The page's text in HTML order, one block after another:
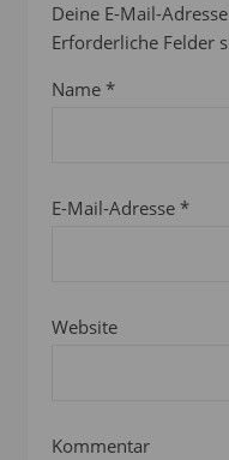
Deine E-Mail-
Erforderliche Felder
Name *
E-Mail-Adresse *
Website
Kommentar